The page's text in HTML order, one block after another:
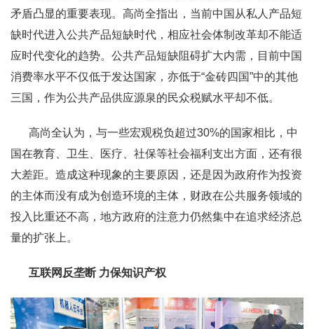
矛盾凸显的重要表现。高尚全指出，当前中国从私人产品短
缺时代进入公共产品短缺时代，相应社会体制改革却不能适
应时代变化的趋势。公共产品短缺阻碍扩大内需，目前中国
消费率水平不仅低于发达国家，亦低于“金砖四国”中的其他
三国，作为公共产品供应源泉的民众税赋水平却不低。
高尚全认为，与一些宏观税负超过30%的国家相比，中
国在教育、卫生、医疗、社保等社会福利支出方面，还有很
大差距。造成这种现象的主要原因，还是因为政府作为投资
的主体而没有成为创造环境的主体，财政在公共服务领域的
投入比重还不高，地方政府的注意力仍然集中在追求经济总
量的扩张上。
互联网反垄断 力保知识产权